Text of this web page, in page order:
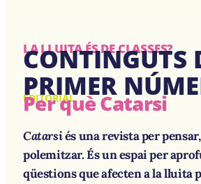
LA LLUITA ÉS DE CLASSES?
CONTINGUTS
PRIMER
EDITORIAL
Per què Catarsi
Catarsiés una revista per
polemitzar. És un espai per
qüestions que afecten a la lluita